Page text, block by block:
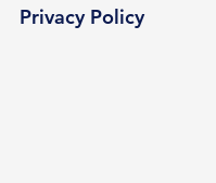
Privacy Policy